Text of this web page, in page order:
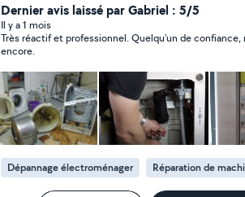
Z
Dernier avis laissé par Gabriel : 5/5
Il y a 1 mois
Très réactif et professionnel. Quelqu'un de confiance,
encore.
Dépannage électroménager Réparation de